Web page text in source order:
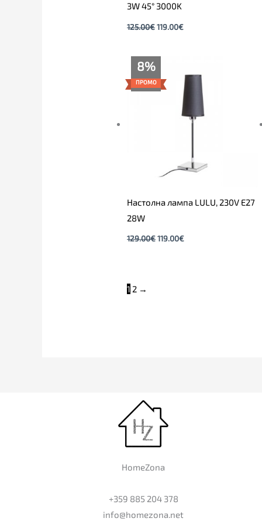
3W 45° 3000K
125.00€119.00€
8%
ПРОМО
Настолна лампа LULU, 230V E27
28W
129.00€
was:
129.00€.
119.00€
е:
119.00€.
1 2 →
HomeZona
+359 885 204 378
info@homezona.net